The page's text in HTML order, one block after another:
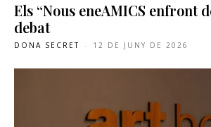
Els “Nous eneAMICS enfront
debat
DONA SECRET - 12 DE JUNY DE 2026